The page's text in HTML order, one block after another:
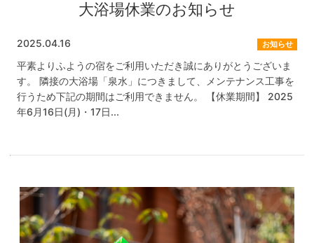
大浴場休業のお知らせ
2025.04.16 お知らせ
平素よりふようの宿をご利用いただき誠にありがとうございま
す。 隣接の大浴場「泉水」につきまして、メンテナンス工事を
行うため下記の期間はご利用できません。 【休業期間】 2025
年6月16日(月)・17日...